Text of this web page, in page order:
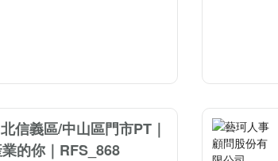
信義區/中山區門市PT｜
的你｜RFS_868